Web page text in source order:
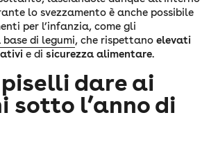
lo svezzamento è anche possibile
per l’infanzia, come gli
di legumi, che rispettano elevati
e di sicurezza alimentare.
dare ai
sotto l’anno di